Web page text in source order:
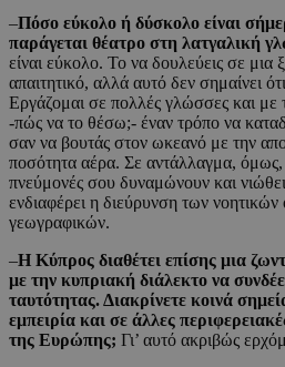
–Πόσο εύκολο ή δύσκολο είναι
παράγεται θέατρο στη λατγαλική
είναι εύκολο. Το να δουλεύεις σε μια
απαιτητικό, αλλά αυτό δεν σημαίνει
Εργάζομαι σε πολλές γλώσσες και με
-πώς να το θέσω;- έναν τρόπο να
σαν να βουτάς στον ωκεανό με την
ποσότητα αέρα. Σε αντάλλαγμα, όμως,
πνεύμονές σου δυναμώνουν και
ενδιαφέρει η διεύρυνση των νοητικών
γεωγραφικών.
–Η Κύπρος διαθέτει επίσης μια
με την κυπριακή διάλεκτο να
ταυτότητας. Διακρίνετε κοινά
εμπειρία και σε άλλες
της Ευρώπης; Γι’ αυτό ακριβώς